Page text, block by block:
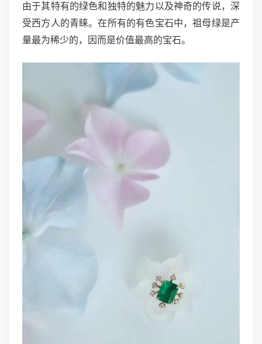
由于其特有的绿色和独特的魅力以及神奇的传说，深
受西方人的青睐。在所有的有色宝石中，祖母绿是产
量最为稀少的，因而是价值最高的宝石。